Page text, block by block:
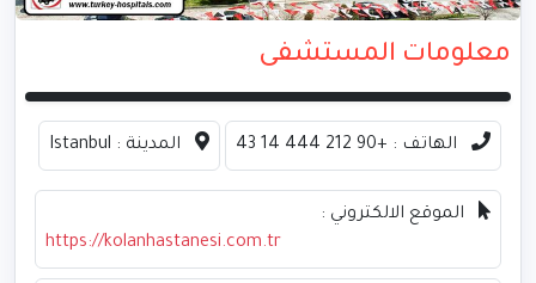
معلومات المستشفى
الهاتف : +90 212 444 14 43 المدينة : Istanbul
الموقع الالكتروني :
https://kolanhastanesi.com.tr